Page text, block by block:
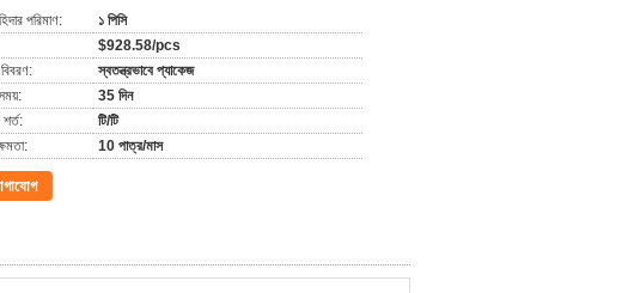
পরিমাণ:
১ পিসি
$928.58/pcs
স্বতন্ত্রভাবে প্যাকেজ
35 দিন
টি/টি
10 পাত্র/মাস